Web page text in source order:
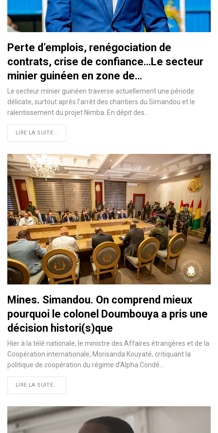
Perte d’emplois, renégociation de
contrats, crise de confiance…Le secteur
minier guinéen en zone de…
Le secteur minier guinéen traverse actuellement une période
délicate, surtout après l’arrêt des chantiers du Simandou et le
ralentissement du projet Nimba. En dépit des…
LIRE LA SUITE...
Mines. Simandou. On comprend mieux
pourquoi le colonel Doumbouya a pris une
décision histori(s)que
Hier à la télé nationale, le ministre des Affaires étrangères et de la
Coopération internationale, Morisanda Kouyaté, critiquant la
politique de coopération du régime d’Alpha Condé…
LIRE LA SUITE...